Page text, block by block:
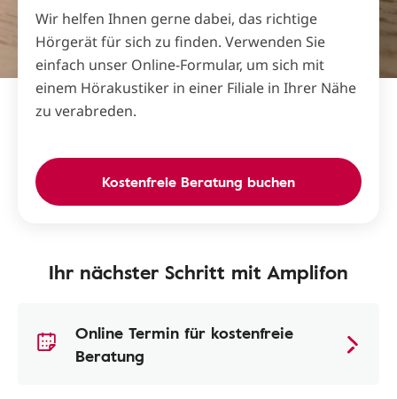
Wir helfen Ihnen gerne dabei, das richtige
Hörgerät für sich zu finden. Verwenden Sie
einfach unser Online-Formular, um sich mit
einem Hörakustiker in einer Filiale in Ihrer Nähe
zu verabreden.
Kostenfreie Beratung buchen
Ihr nächster Schritt mit Amplifon
Online Termin für kostenfreie
Beratung